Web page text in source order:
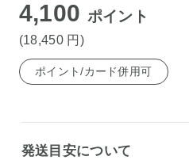
4,100 ポイント
(18,450 円 )
ポイント/カード併用可
発送目安について